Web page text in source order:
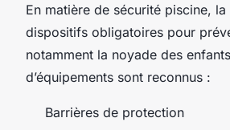
En matière de sécurité piscine,
dispositifs obligatoires pour
notamment la noyade des
d’équipements sont reconnus :
Barrières de protection